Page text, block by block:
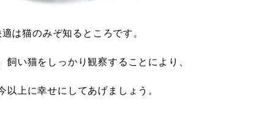
は猫のみぞ知るところです。
飼い猫をしっかり観察することにより、
以上に幸せにしてあげましょう。